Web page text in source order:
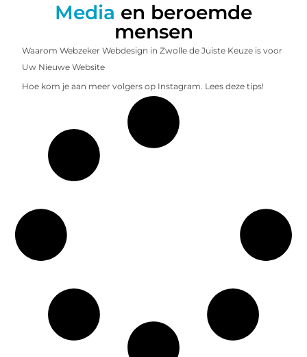
Media en beroemde
mensen
Waarom Webzeker Webdesign in Zwolle de Juiste Keuze is voor
Uw Nieuwe Website
Hoe kom je aan meer volgers op Instagram. Lees deze tips!